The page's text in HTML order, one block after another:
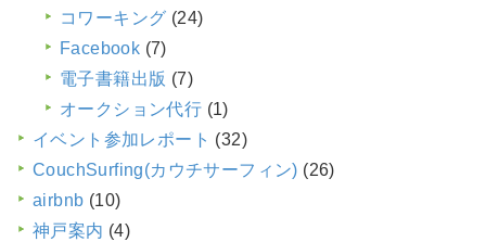
コワーキング (24)
Facebook (7)
電子書籍出版 (7)
オークション代行 (1)
イベント参加レポート (32)
CouchSurfing(カウチサーフィン) (26)
airbnb (10)
神戸案内 (4)